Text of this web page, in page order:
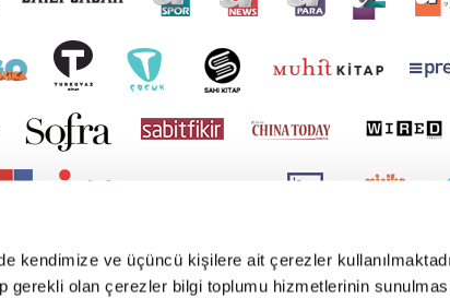
kendimize ve üçüncü kişilere ait çerezler
olan çerezler bilgi toplumu hizmetlerinin